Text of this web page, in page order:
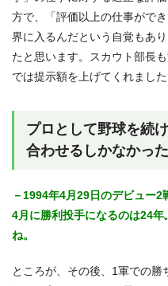
方で、「評価以上の仕事がで
界に入るんだという自覚もあ
たと思います。スカウト部長
では提示額を上げてくれました
プロとして野球を続
合わせるしかなかった
－1994年4月29日のデビュー
4月に勝利投手になるのは24
ね。
ところが、その後、1軍での